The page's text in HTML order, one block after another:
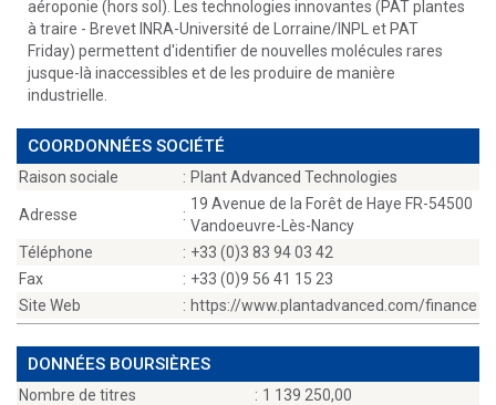
aéroponie (hors sol). Les technologies innovantes (PAT plantes
à traire - Brevet INRA-Université de Lorraine/INPL et PAT
Friday) permettent d'identifier de nouvelles molécules rares
jusque-là inaccessibles et de les produire de manière
industrielle.
COORDONNÉES SOCIÉTÉ
Raison sociale : Plant Advanced Technologies
Adresse :
19 Avenue de la Forêt de Haye FR-54500
Vandoeuvre-Lès-Nancy
Téléphone
: +33 (0)3 83 94 03 42
Fax
: +33 (0)9 56 41 15 23
Site Web
: https://www.plantadvanced.com/finance
DONNÉES BOURSIÈRES
Nombre de titres : 1 139 250,00